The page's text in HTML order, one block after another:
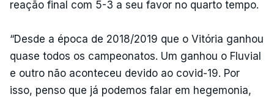
reação final com 5-3 a seu favor no quarto tempo.
“Desde a época de 2018/2019 que o Vitória ganhou
quase todos os campeonatos. Um ganhou o Fluvial
e outro não aconteceu devido ao covid-19. Por
isso, penso que já podemos falar em hegemonia,